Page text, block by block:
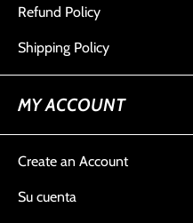
Refund Policy
Shipping Policy
MY ACCOUNT
Create an Account
Su cuenta